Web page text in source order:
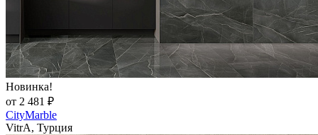
Новинка!
от 2 481 ₽
CityMarble
VitrA, Турция